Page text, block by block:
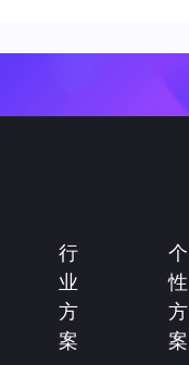
行
业
方
案
个
性
方
案